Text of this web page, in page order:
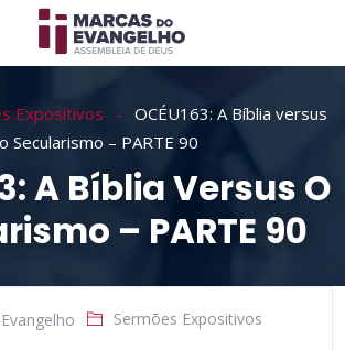
Expositivos
OCÉU163: A Bíblia versus
o Secularismo – PARTE 90
A Bíblia Versus O
– PARTE 90
Sermões Expositivos